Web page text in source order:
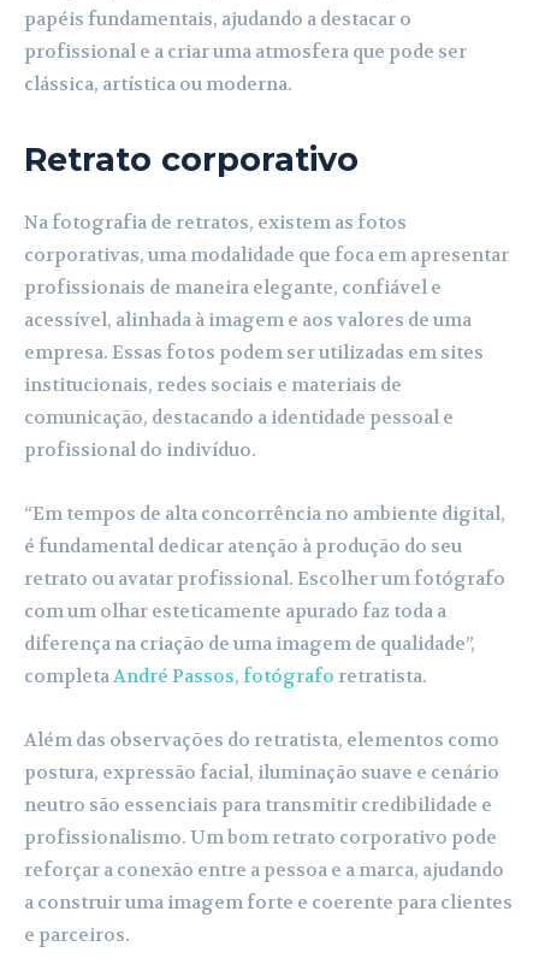
papéis fundamentais, ajudando a destacar o
profissional e a criar uma atmosfera que pode ser
clássica, artística ou moderna.
Retrato corporativo
Na fotografia de retratos, existem as fotos
corporativas, uma modalidade que foca em apresentar
profissionais de maneira elegante, confiável e
acessível, alinhada à imagem e aos valores de uma
empresa. Essas fotos podem ser utilizadas em sites
institucionais, redes sociais e materiais de
comunicação, destacando a identidade pessoal e
profissional do indivíduo.
“Em tempos de alta concorrência no ambiente digital,
é fundamental dedicar atenção à produção do seu
retrato ou avatar profissional. Escolher um fotógrafo
com um olhar esteticamente apurado faz toda a
diferença na criação de uma imagem de qualidade”,
completaAndré Passos, fotógrafo retratista.
Além das observações do retratista, elementos como
postura, expressão facial, iluminação suave e cenário
neutro são essenciais para transmitir credibilidade e
profissionalismo. Um bom retrato corporativo pode
reforçar a conexão entre a pessoa e a marca, ajudando
a construir uma imagem forte e coerente para clientes
e parceiros.